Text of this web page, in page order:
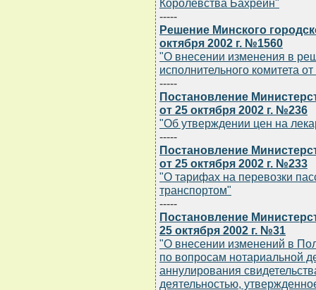
Королевства Бахрейн"
-----
Решение Минского
октября 2002 г. №1560
"О внесении изменения в
исполнительного комитета
-----
Постановление
от 25 октября 2002 г. №236
"Об утверждении цен на
-----
Постановление
от 25 октября 2002 г. №233
"О тарифах на перевозки
транспортом"
-----
Постановление
25 октября 2002 г. №31
"О внесении изменений в
по вопросам нотариальной
аннулирования
деятельностью,